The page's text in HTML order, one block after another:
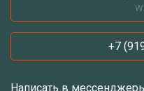
+7
Написать в